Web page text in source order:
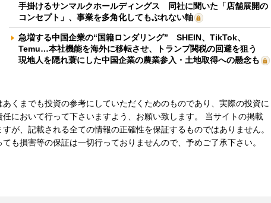
手掛けるサンマルクホールディングス 同社に聞いた「店舗展開の
コンセプト」、事業を多角化してもぶれない軸
急増する中国企業の“国籍ロンダリング” SHEIN、TikTok、
Temu…本社機能を海外に移転させ、トランプ関税の回避を狙う
現地人を隠れ蓑にした中国企業の農業参入・土地取得への懸念も
くまでも投資の参考にしていただくためのものであり、実際の投資に
において行って下さいますよう、お願い致します。 当サイトの掲載
が、記載される全ての情報の正確性を保証するものではありません。
も損害等の保証は一切行っておりませんので、予めご了承下さい。